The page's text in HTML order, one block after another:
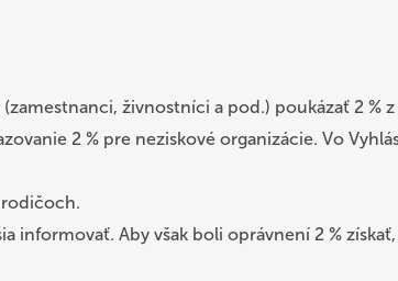
živnostníci a pod.) poukázať 2 %
2 % pre neziskové organizácie. Vo
informovať. Aby však boli oprávnení 2 %